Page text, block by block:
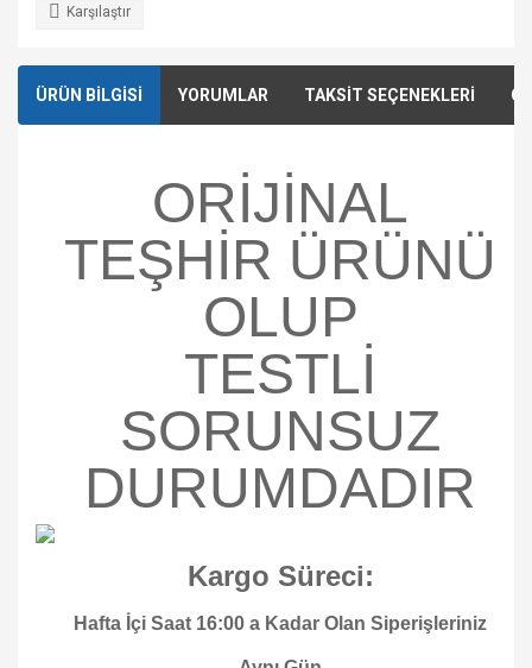
Karşılaştır
ÜRÜN BİLGİSİ YORUMLAR TAKSİT SEÇENEKLERİ
ORİJİNAL
TEŞHİR ÜRÜNÜ
OLUP
TESTLİ
SORUNSUZ
DURUMDADIR
Kargo Süreci:
Hafta İçi Saat 16:00 a Kadar Olan Siperişleriniz